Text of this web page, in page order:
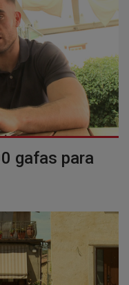
gafas para